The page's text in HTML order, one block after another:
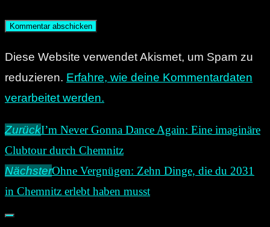
Diese Website verwendet Akismet, um Spam zu
reduzieren. Erfahre, wie deine Kommentardaten
verarbeitet werden.
ZurückI’m Never Gonna Dance Again: Eine imaginäre
Clubtour durch Chemnitz
NächsterOhne Vergnügen: Zehn Dinge, die du 2031
in Chemnitz erlebt haben musst